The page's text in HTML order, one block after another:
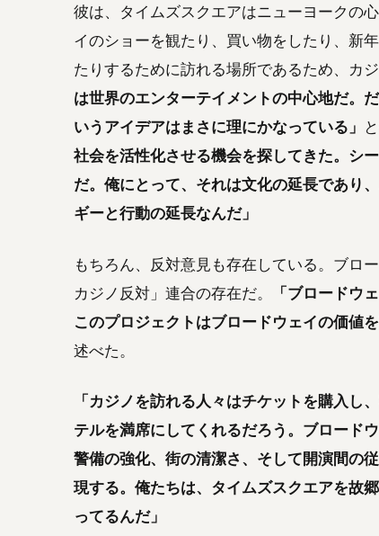
彼は、タイムズスクエアはニューヨークの
イのショーを観たり、買い物をしたり、新
たりするために訪れる場所であるため、カ
は世界のエンターテイメントの中心地だ。
いうアイデアはまさに理にかなっている」
社会を活性化させる機会を探してきた。シ
だ。俺にとって、それは文化の延長であり
ギーと行動の延長なんだ」
もちろん、反対意見も存在している。ブロ
カジノ反対」連合の存在だ。
「ブロードウ
このプロジェクトはブロードウェイの価値
述べた。
「カジノを訪れる人々はチケットを購入し
テルを満席にしてくれるだろう。ブロード
警備の強化、街の清潔さ、そして開演間の
現する。俺たちは、タイムズスクエアを故
ってるんだ」